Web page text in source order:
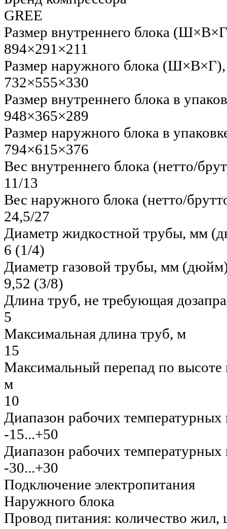
GREE
Размер внутреннего блока
894×291×211
Размер наружного блока
732×555×330
Размер внутреннего блока в
948×365×289
Размер наружного блока в
794×615×376
Вес внутреннего блока (нетто/
11/13
Вес наружного блока (нетто/
24,5/27
Диаметр жидкостной трубы, мм
6 (1/4)
Диаметр газовой трубы, мм
9,52 (3/8)
Длина труб, не требующая
5
Максимальная длина труб, м
15
Максимальный перепад по
м
10
Диапазон рабочих
-15...+50
Диапазон рабочих температурных
-30...+30
Подключение электропитания
Наружного блока
Провод питания: количество жил,